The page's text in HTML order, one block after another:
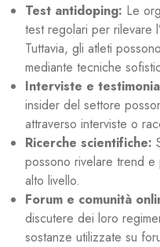
Test antidoping: Le
test regolari per rilevare
Tuttavia, gli atleti
mediante tecniche
Interviste e
insider del settore
attraverso interviste o
Ricerche scientifiche:
possono rivelare trend e
alto livello.
Forum e comunità
discutere dei loro
sostanze utilizzate su